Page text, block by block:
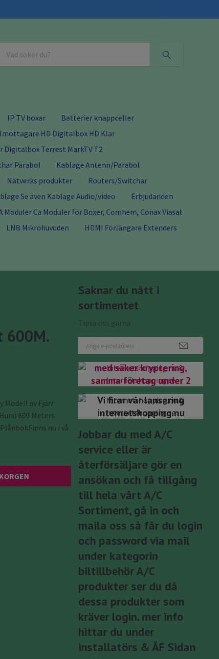
IP TV boxar
Batterier knappceller
HD Digitalbox HD Klar
Terrest MarkTV T2
Parabol
Kablage Antenn/Parabol
Nätverks produkter
Routers/Switchar
Se även Kablage Audio/video
Erbjudanden
Moduler Ca Moduler för Boxer, Comhem, Conax Viasat
LNB Mikrohuvuden
HDMI Förlängare Extenders
Saknar du nått i
sortimentet
Tipsa oss gärna
Nu har du kommit rätt
internetshopping.se
Internetshopping.nu
med säker kryptering,
samma företag under 2
domäner.bifirma till
Antenngrabben Teknik
& Data Välkomna!
Vi firar vår lansering
internetshopping.nu
Jobbar du med A/C
service eller är
återförsäljare gör en
ansökan och få tillgång
till hela vårt A/C
Sortiment, gå in och
maila oss så får du login
och password via mail
under kategorin
biltillbehör A/C
produkter ser du då
dessa produkter som
kräver login. mer info
hittar du under
installatörs & ÅF Sidan
600M.
Modell av Fjärr
600 Meters
nu i vå